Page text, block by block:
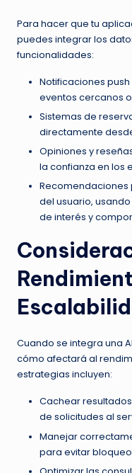
Para hacer que tu
puedes integrar los
funcionalidades:
Notificaciones
eventos cercanos
Sistemas de
directamente
Opiniones y
la confianza en los
Recomendaciones
del usuario,
de interés y
Cuando se integra una
cómo afectará al
estrategias incluyen:
Cachear
de solicitudes al
Manejar
para evitar